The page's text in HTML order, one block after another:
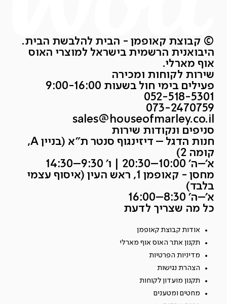
© קבוצת קאופמן - הבית להלבשת הבית.
היבואנית הרשמית בישראל למוצרי האוס
אוף מארלי.
שירות לקוחות ומכירה
פעילים בימי חול בשעות 9:00-16:00
052-518-5301
073-2470759
sales@houseofmarley.co.il
סניפים ונקודות שירות
חנות הדגל – דיזינגוף סנטר ת״א (בניין A,
קומה 2)
א׳–ה׳ 10:00–20:30 | ו׳ 9:30–14:30
מחסן - קאופמן 1, ראש העין (איסוף עצמי
בלבד)
א׳–ה׳ 8:30–16:00
כל מה שצריך לדעת
אודות קבוצת קאופמן
תקנון אתר האוס אוף מארלי
מדיניות הפרטיות
הצהרת נגישות
תקנון מועדון לקוחות
מחטים ומטענים